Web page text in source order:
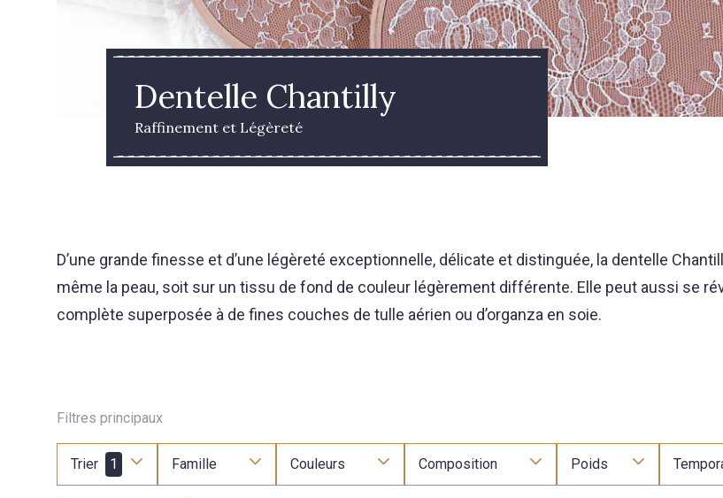
Dentelle Chantilly
Raffinement et Légèreté
D’une grande finesse et d’une légèreté exceptionnelle, délicate et distinguée, la dentelle
même la peau, soit sur un tissu de fond de couleur légèrement différente. Elle peut aussi se
complète superposée à de fines couches de tulle aérien ou d’organza en soie.
Filtres principaux
Trier 1 Famille Couleurs Composition Poids